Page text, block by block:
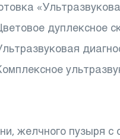
дуплексное
желчного